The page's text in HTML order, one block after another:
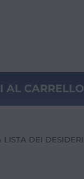
AL CARRELLO
LISTA DEI DESIDERI